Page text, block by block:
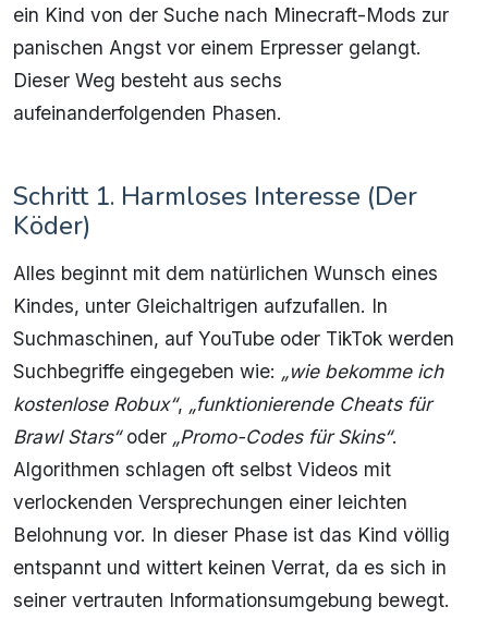
ein Kind von der Suche nach Minecraft-Mods zur
panischen Angst vor einem Erpresser gelangt.
Dieser Weg besteht aus sechs
aufeinanderfolgenden Phasen.
Schritt 1. Harmloses Interesse (Der
Köder)
Alles beginnt mit dem natürlichen Wunsch eines
Kindes, unter Gleichaltrigen aufzufallen. In
Suchmaschinen, auf YouTube oder TikTok werden
Suchbegriffe eingegeben wie: „wie bekomme ich
kostenlose Robux“, „funktionierende Cheats für
Brawl Stars“oder „Promo-Codes für Skins“.
Algorithmen schlagen oft selbst Videos mit
verlockenden Versprechungen einer leichten
Belohnung vor. In dieser Phase ist das Kind völlig
entspannt und wittert keinen Verrat, da es sich in
seiner vertrauten Informationsumgebung bewegt.